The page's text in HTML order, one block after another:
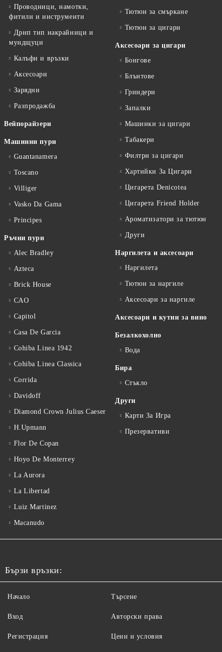
Проводници, намотки,
фитили и инструменти
Дрип тип накрайници и
мундщуци
Калъфи и връзки
Аксесоари
Зарядни
Разпродажба
Вейпорайзери
Машинни пури
Guantanamera
Toscano
Villiger
Vasko Da Gama
Principes
Ръчни пури
Alec Bradley
Azteca
Brick House
CAO
Capitol
Casa De Garcia
Cohiba Linea 1942
Cohiba Linea Classica
Corrida
Davidoff
Diamond Crown Julius Caeser
H.Upmann
Flor De Copan
Hoyo De Monterrey
La Aurora
La Libertad
Luiz Martinez
Macanudo
Тютюн за смъркане
Тютюн за цигари
Аксесоари за цигари
Бонгове
Блънтове
Гриндери
Запалки
Машинки за цигари
Табакери
Филтри за цигари
Хартийки За Цигари
Цигарета Denicotea
Цигарета Friend Holder
Ароматизатори за тютюн
Други
Наргилета и аксесоари
Наргилета
Тютюн за наргиле
Аксесоари за наргиле
Аксесоари и кутии за вино
Безалкохолно
Вода
Бира
Стъкло
Други
Карти За Игра
Презервативи
Бързи връзки:
Начало
Вход
Регистрация
Търсене
Авторски права
Цени и условия